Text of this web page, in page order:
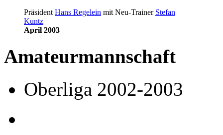
Präsident Hans Regelein mit Neu-Trainer Stefan
Kuntz
April 2003
Amateurmannschaft
Oberliga 2002-2003